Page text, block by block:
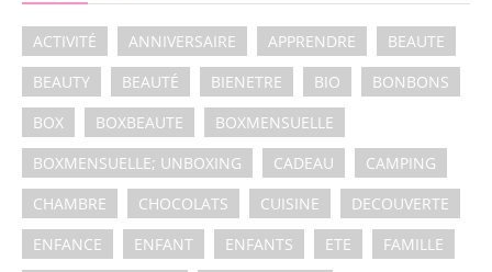
ACTIVITÉ ANNIVERSAIRE APPRENDRE
BEAUTE
BEAUTY
BEAUTÉ BIENETRE BIO
BONBONS
BOX
BOXBEAUTE
BOXMENSUELLE
BOXMENSUELLE; UNBOXING
CADEAU
CAMPING
CHAMBRE
CHOCOLATS CUISINE
DECOUVERTE
ENFANCE
ENFANT ENFANTS ETE
FAMILLE